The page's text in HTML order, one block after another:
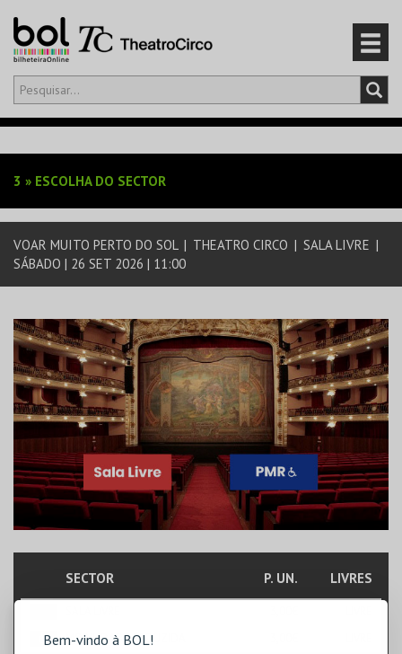
Bem-vindo à BOL!
Olá,iniciar sessão
EVENTOS
CARTÕES
3 » ESCOLHA DO SECTOR
VOAR MUITO PERTO DO SOL | THEATRO CIRCO | SALA LIVRE |
SÁBADO | 26 SET 2026 | 11:00
SECTOR P. UN. LIVRES
MOBILIDADE REDUZIDA